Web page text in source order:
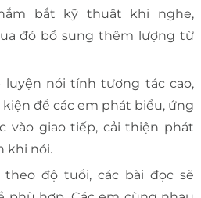
bắt kỹ thuật khi nghe,
đó bổ sung thêm lượng từ
luyện nói tính tương tác cao,
để các em phát biểu, ứng
vào giao tiếp, cải thiện phát
khi nói.
theo độ tuổi, các bài đọc sẽ